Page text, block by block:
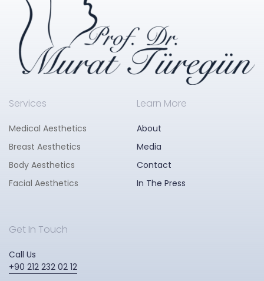
Services
Medical Aesthetics
Breast Aesthetics
Body Aesthetics
Facial Aesthetics
Learn More
About
Media
Contact
In The Press
Get In Touch
Call Us
+90 212 232 02 12